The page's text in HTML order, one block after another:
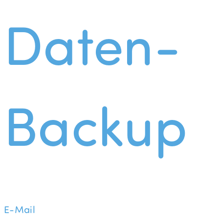
Daten-
Backup
E-Mail